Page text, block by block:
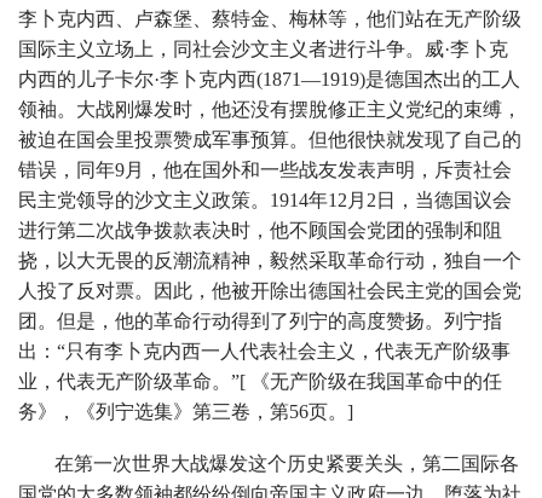
李卜克内西、卢森堡、蔡特金、梅林等，他们站在无产阶级
国际主义立场上，同社会沙文主义者进行斗争。威·李卜克
内西的儿子卡尔·李卜克内西(1871—1919)是德国杰出的工人
领袖。大战刚爆发时，他还没有摆脫修正主义党纪的束缚，
被迫在国会里投票赞成军事预算。但他很快就发现了自己的
错误，同年9月，他在国外和一些战友发表声明，斥责社会
民主党领导的沙文主义政策。1914年12月2日，当德国议会
进行第二次战争拨款表决时，他不顾国会党团的强制和阻
挠，以大无畏的反潮流精神，毅然采取革命行动，独自一个
人投了反对票。因此，他被开除出德国社会民主党的国会党
团。但是，他的革命行动得到了列宁的高度赞扬。列宁指
出：“只有李卜克内西一人代表社会主义，代表无产阶级事
业，代表无产阶级革命。”[ 《无产阶级在我国革命中的任
务》，《列宁选集》第三卷，第56页。]
在第一次世界大战爆发这个历史紧要关头，第二国际各
国党的大多数领袖都纷纷倒向帝国主义政府一边，堕落为社